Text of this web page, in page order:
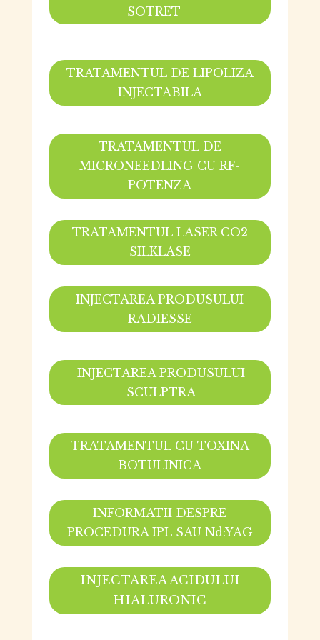
SOTRET
TRATAMENTUL DE LIPOLIZA
INJECTABILA
TRATAMENTUL DE
MICRONEEDLING CU RF-
POTENZA
TRATAMENTUL LASER CO2
SILKLASE
INJECTAREA PRODUSULUI
RADIESSE
INJECTAREA PRODUSULUI
SCULPTRA
TRATAMENTUL CU TOXINA
BOTULINICA
INFORMATII DESPRE
PROCEDURA IPL SAU Nd:YAG
INJECTAREA ACIDULUI
HIALURONIC